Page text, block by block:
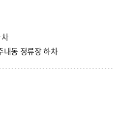
내동 정류장 하차